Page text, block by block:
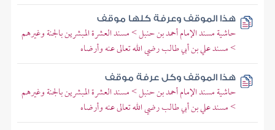
هذا الموقف وعرفة كلها موقف
حاشية مسند الإمام أحمد بن حنبل > مسند العشرة المبشرين بالجنة وغيرهم
> مسند علي بن أبي طالب رضي الله تعالى عنه وأرضاه
هذا الموقف وكل عرفة موقف
حاشية مسند الإمام أحمد بن حنبل > مسند العشرة المبشرين بالجنة وغيرهم
> مسند علي بن أبي طالب رضي الله تعالى عنه وأرضاه